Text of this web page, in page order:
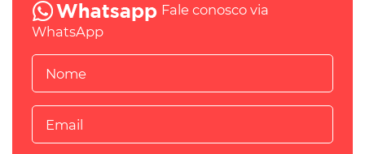
Fale conosco via
WhatsApp